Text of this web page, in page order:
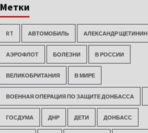
Метки
RT АВТОМОБИЛЬ АЛЕКСАНДР ЩЕТИНИН
АЭРОФЛОТ БОЛЕЗНИ В РОССИИ
ВЕЛИКОБРИТАНИЯ В МИРЕ
ВОЕННАЯ ОПЕРАЦИЯ ПО ЗАЩИТЕ ДОНБАССА
ГОСДУМА ДНР ДЕТИ ДОНБАСС